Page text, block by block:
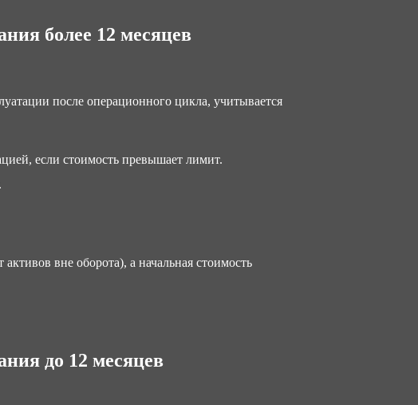
более 12 месяцев
после операционного цикла, учитывается
если стоимость превышает лимит.
вне оборота), а начальная стоимость
до 12 месяцев